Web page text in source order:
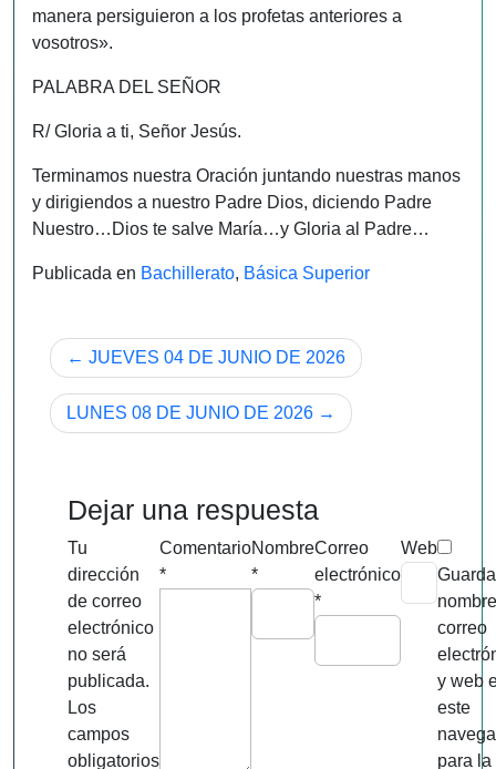
manera persiguieron a los profetas anteriores a
vosotros».
PALABRA DEL SEÑOR
R/ Gloria a ti, Señor Jesús.
Terminamos nuestra Oración juntando nuestras manos
y dirigiendos a nuestro Padre Dios, diciendo Padre
Nuestro…Dios te salve María…y Gloria al Padre…
Publicada en Bachillerato, Básica Superior
Navegación
de
entradas
JUEVES 04 DE JUNIO DE 2026
LUNES 08 DE JUNIO DE 2026
Dejar una respuesta
Tu
dirección
de correo
electrónico
no será
publicada.
Los
campos
obligatorios
Comentario
*
Nombre
*
Correo
electrónico
*
Web
correo
y web
este
para la